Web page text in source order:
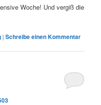
Woche! Und vergiß die
|Schreibe einen Kommentar